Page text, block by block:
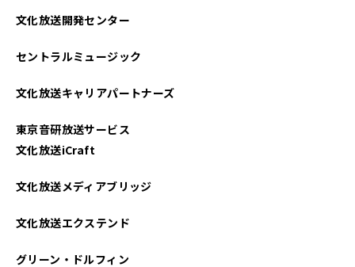
文化放送開発センター
セントラルミュージック
文化放送キャリアパートナーズ
東京音研放送サービス
文化放送iCraft
文化放送メディアブリッジ
文化放送エクステンド
グリーン・ドルフィン